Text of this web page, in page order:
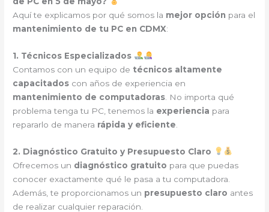
Aquí te explicamos por qué somos la mejor opción para el
mantenimiento de tu PC en CDMX:
1. Técnicos Especializados
Contamos con un equipo de técnicos altamente
capacitados con años de experiencia en
mantenimiento de computadoras . No importa qué
problema tenga tu PC, tenemos la experiencia para
repararlo de manera rápida y eficiente
2. Diagnóstico Gratuito y Presupuesto Claro
Ofrecemos un diagnóstico gratuito para que puedas
conocer exactamente qué le pasa a tu computadora.
Además, te proporcionamos un presupuesto claro antes
de realizar cualquier reparación.